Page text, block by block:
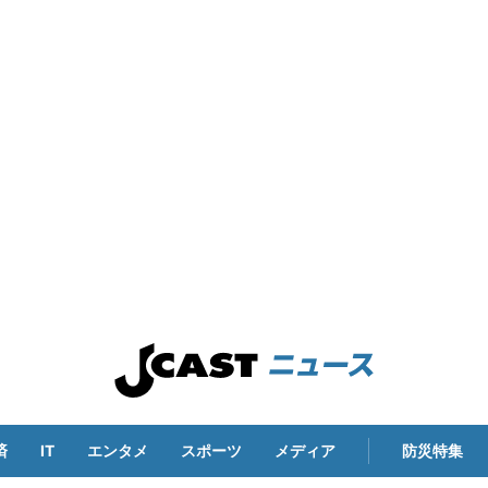
IT エンタメ スポーツ メディア 防災特集